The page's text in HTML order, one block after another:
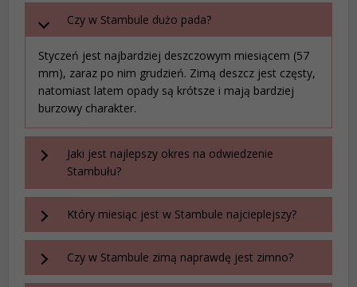
Czy w Stambule dużo pada?
Styczeń jest najbardziej deszczowym miesiącem (57
mm), zaraz po nim grudzień. Zimą deszcz jest częsty,
natomiast latem opady są krótsze i mają bardziej
burzowy charakter.
Jaki jest najlepszy okres na odwiedzenie
Stambułu?
Który miesiąc jest w Stambule najcieplejszy?
Czy w Stambule zimą naprawdę jest zimno?